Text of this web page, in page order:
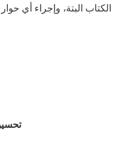
الكتاب البتة، وإجراء أي